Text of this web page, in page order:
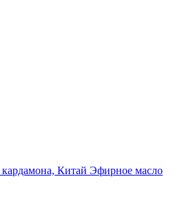
Эфирное масло